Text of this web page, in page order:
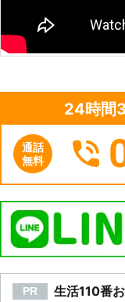
24時間
通話
無料
PR 生活110番